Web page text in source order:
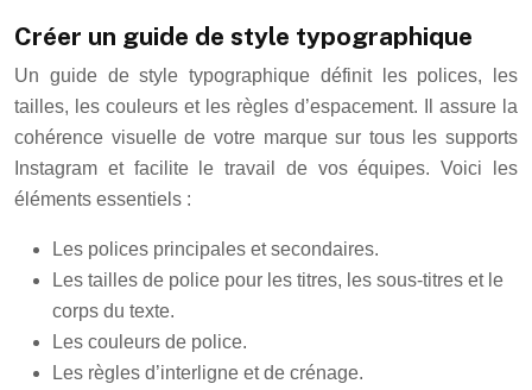
Créer un guide de style typographique
Un guide de style typographique définit les polices, les
tailles, les couleurs et les règles d’espacement. Il assure la
cohérence visuelle de votre marque sur tous les supports
Instagram et facilite le travail de vos équipes. Voici les
éléments essentiels :
Les polices principales et secondaires.
Les tailles de police pour les titres, les sous-titres et le
corps du texte.
Les couleurs de police.
Les règles d’interligne et de crénage.